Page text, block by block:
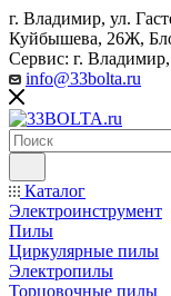
г. Владимир, ул.
Куйбышева, 26Ж,
Сервис: г.
info@33bolta.ru
Каталог
Электроинструмент
Пилы
Циркулярные пилы
Электропилы
Торцовочные пилы